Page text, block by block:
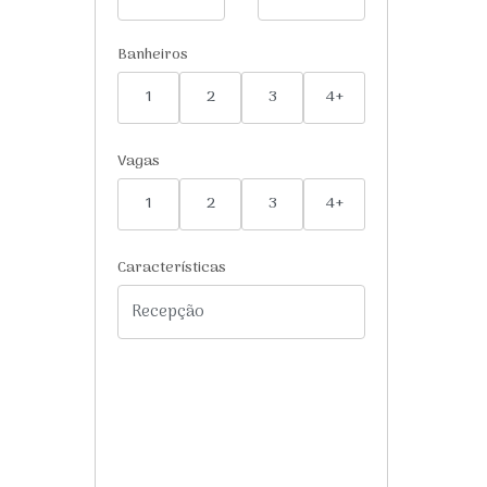
Banheiros
1
2 3 4+
Vagas
1
2 3 4+
Características